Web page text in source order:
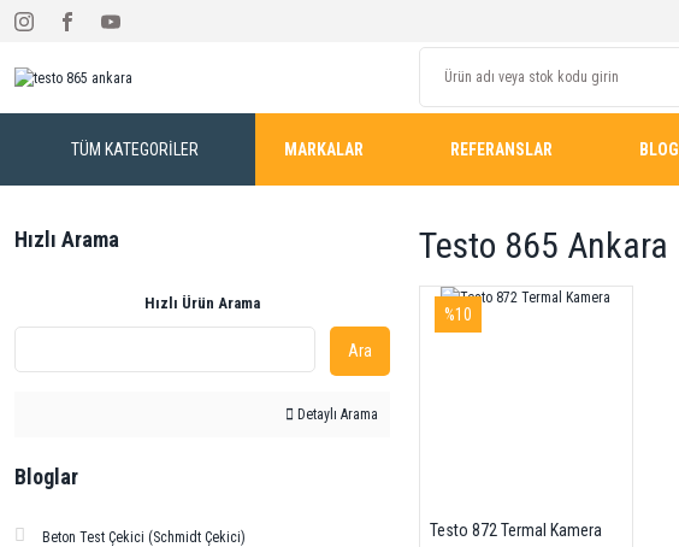
TÜM KATEGORİLER MARKALAR REFERANSLAR BLOG
Hızlı Arama
Hızlı Ürün Arama
Ara
Detaylı Arama
Bloglar
Beton Test Çekici (Schmidt Çekici)
Testo 865 Ankara
%10
Testo 872 Termal Kamera